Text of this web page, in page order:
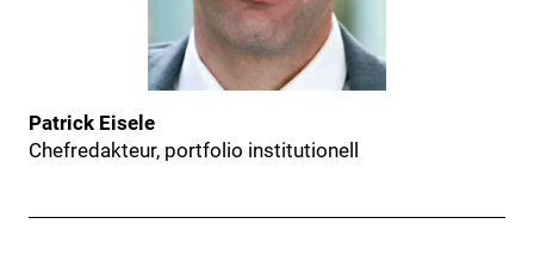
Patrick Eisele
Chefredakteur, portfolio institutionell